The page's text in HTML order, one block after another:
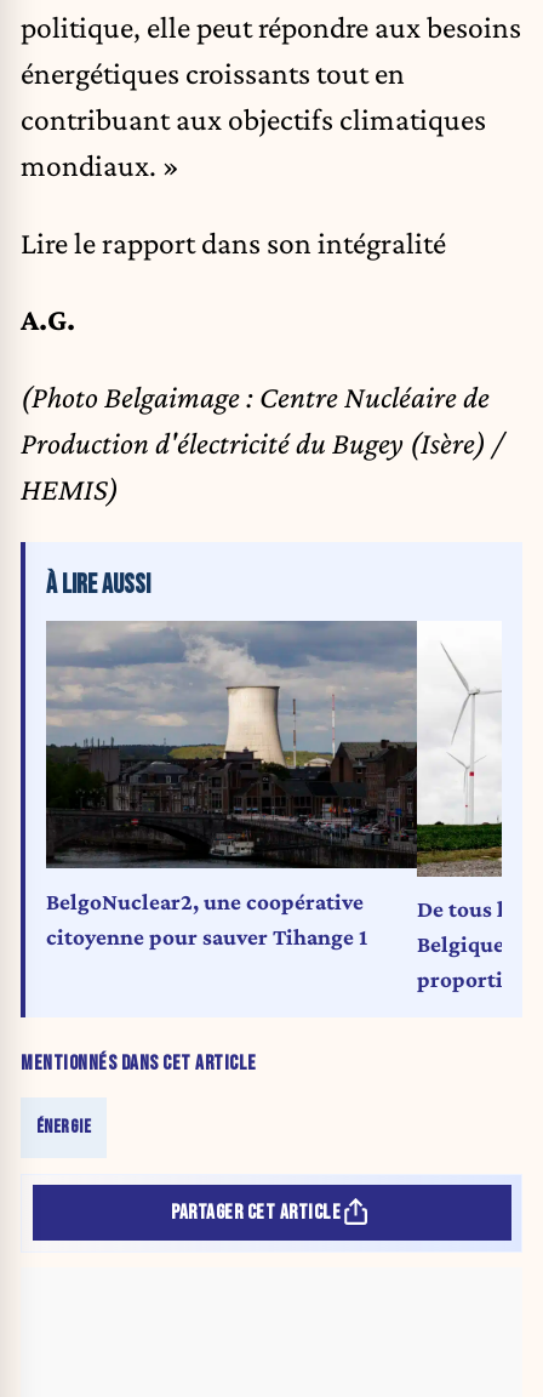
politique, elle peut répondre aux besoins
énergétiques croissants tout en
contribuant aux objectifs climatiques
mondiaux. »
Lire le rapport dans son intégralité
A.G.
(Photo Belgaimage : Centre Nucléaire de
Production d'électricité du Bugey (Isère) /
HEMIS)
MENTIONNÉS DANS CET ARTICLE
ÉNERGIE
À LIRE AUSSI
BelgoNuclear2, une coopérative
citoyenne pour sauver Tihange 1
De tous les
Belgique
PARTAGER CET ARTICLE